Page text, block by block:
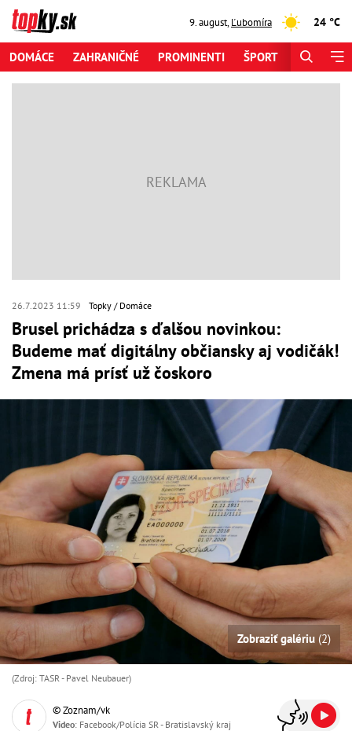
9. august,Ľubomíra 24 °C
DOMÁCE ZAHRANIČNÉ PROMINENTI ŠPORT
26.7.2023 11:59 Topky Domáce
Brusel prichádza s ďalšou novinkou:
Budeme mať digitálny občiansky aj vodičák!
Zmena má prísť už čoskoro
Zobraziť galériu (2)
(Zdroj: TASR - Pavel Neubauer)
© Zoznam/vk
Video: Facebook/Polícia SR - Bratislavský kraj